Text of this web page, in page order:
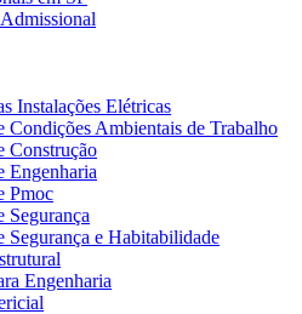
Instalações Elétricas
Condições Ambientais de Trabalho
Construção
Engenharia
Pmoc
Segurança
Segurança e Habitabilidade
Engenharia